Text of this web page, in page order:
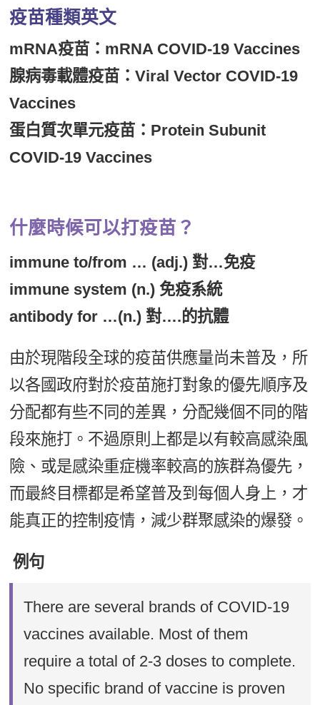
疫苗種類英文
mRNA疫苗：mRNA COVID-19 Vaccines
腺病毒載體疫苗：Viral Vector COVID-19
Vaccines
蛋白質次單元疫苗：Protein Subunit
COVID-19 Vaccines
什麼時候可以打疫苗？
immune to/from … (adj.) 對…免疫
immune system (n.) 免疫系統
antibody for …(n.) 對….的抗體
由於現階段全球的疫苗供應量尚未普及，所
以各國政府對於疫苗施打對象的優先順序及
分配都有些不同的差異，分配幾個不同的階
段來施打。不過原則上都是以有較高感染風
險、或是感染重症機率較高的族群為優先，
而最終目標都是希望普及到每個人身上，才
能真正的控制疫情，減少群聚感染的爆發。
例句
There are several brands of COVID-19
vaccines available. Most of them
require a total of 2-3 doses to complete.
No specific brand of vaccine is proven